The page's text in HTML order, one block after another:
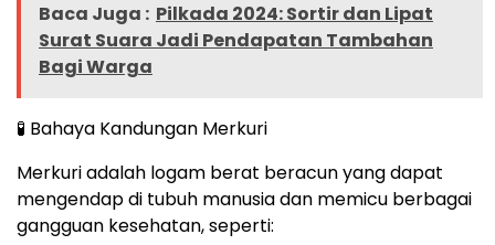
Baca Juga : Pilkada 2024: Sortir dan Lipat
Surat Suara Jadi Pendapatan Tambahan
Bagi Warga
🧪 Bahaya Kandungan Merkuri
Merkuri adalah logam berat beracun yang dapat
mengendap di tubuh manusia dan memicu berbagai
gangguan kesehatan, seperti: